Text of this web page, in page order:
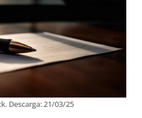
Descarga: 21/03/25